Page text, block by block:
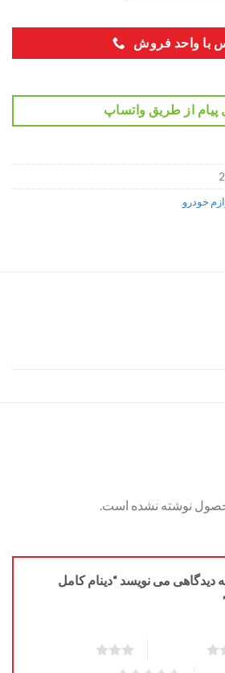
با واحد فروش
پیام از طریق واتساپ
خودرو
نوشته نشده است.
دیدگاهی می نویسد “دینام کامل